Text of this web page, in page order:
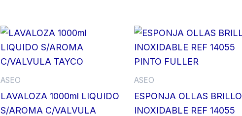
ASEO
LAVALOZA 1000ml LIQUIDO
S/AROMA C/VALVULA
ASEO
ESPONJA OLLAS BRILLO
INOXIDABLE REF 14055